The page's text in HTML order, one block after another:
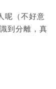
呢（不好意
到分離，真